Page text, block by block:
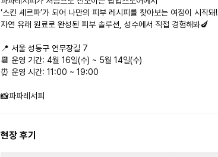
‘스킨 셰르파’가 되어 나만의 피부 레시피를 찾아보는 여정이 시작돼!
자연 유래 원료로 완성된 피부 솔루션, 성수에서 직접 경험해봐🍆
📍 서울 성동구 연무장길 7
📆 운영 기간: 4월 16일(수) ~ 5월 14일(수)
⏰ 운영 시간: 11:00 ~ 19:00
📸파파레서피
현장 후기